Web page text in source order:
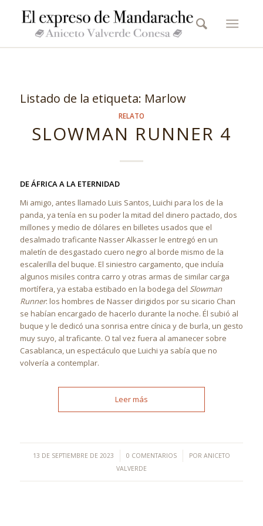
Listado de la etiqueta: Marlow
RELATO
SLOWMAN RUNNER 4
DE ÁFRICA A LA ETERNIDAD
Mi amigo, antes llamado Luis Santos, Luichi para los de la
panda, ya tenía en su poder la mitad del dinero pactado, dos
millones y medio de dólares en billetes usados que el
desalmado traficante Nasser Alkasser le entregó en un
maletín de desgastado cuero negro al borde mismo de la
escalerilla del buque. El siniestro cargamento, que incluía
algunos misiles contra carro y otras armas de similar carga
mortífera, ya estaba estibado en la bodega del Slowman
Runner: los hombres de Nasser dirigidos por su sicario Chan
se habían encargado de hacerlo durante la noche. Él subió al
buque y le dedicó una sonrisa entre cínica y de burla, un gesto
muy suyo, al traficante. O tal vez fuera al amanecer sobre
Casablanca, un espectáculo que Luichi ya sabía que no
volvería a contemplar.
Leer más
13 DE SEPTIEMBRE DE 2023
/ 0 COMENTARIOS
/ POR ANICETO
VALVERDE